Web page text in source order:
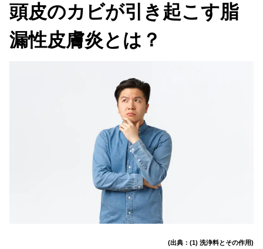
頭皮のカビが引き起こす脂
漏性皮膚炎とは？
(出典：(1) 洗浄料とその作用)